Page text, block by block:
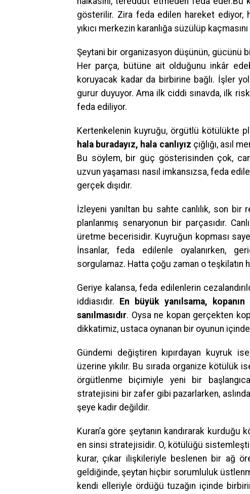
gösterilir. Zira feda edilen hareket ediyor,
yıkıcı merkezin karanlığa süzülüp
Şeytani bir organizasyon düşünün, gücünü
Her parça, bütüne ait olduğunu inkâr
koruyacak kadar da birbirine bağlı. İşler
gurur duyuyor. Ama ilk ciddi sınavda, ilk
feda ediliyor.
Kertenkelenin kuyruğu, örgütlü kötülükte
hala buradayız, hala canlıyız çığlığı, asıl
Bu söylem, bir güç gösterisinden çok, can
uzvun yaşaması nasıl imkansızsa, feda
gerçek dışıdır.
İzleyeni yanıltan bu sahte canlılık, son
planlanmış senaryonun bir parçasıdır.
üretme becerisidir. Kuyruğun kopması
İnsanlar, feda edilenle oyalanırken,
sorgulamaz. Hatta çoğu zaman o teşkilatın
Geriye kalansa, feda edilenlerin
iddiasıdır.
En büyük yanılsama,
sanılmasıdır. Oysa ne kopan gerçekten
dikkatimiz, ustaca oynanan bir oyunun
Gündemi değiştiren kıpırdayan kuyruk
üzerine yıkılır. Bu sırada organize
örgütlenme biçimiyle yeni bir
stratejisini bir zafer gibi pazarlarken,
şeye kadir değildir.
Kuran’a göre şeytanın kandırarak kurduğu
en sinsi stratejisidir. O, kötülüğü
kurar, çıkar ilişkileriyle beslenen bir ağ
geldiğinde, şeytan hiçbir sorumluluk
kendi elleriyle ördüğü tuzağın içinde